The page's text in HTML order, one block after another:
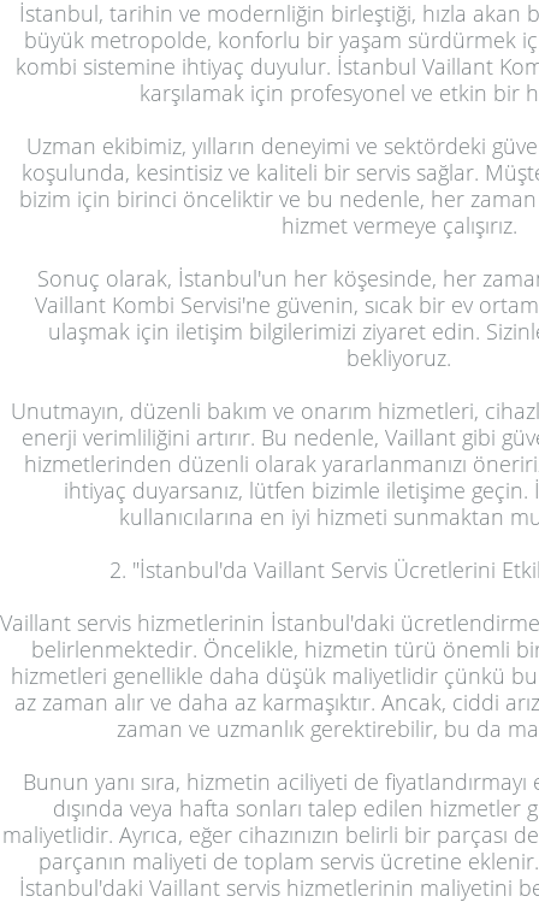
İstanbul, tarihin ve modernliğin birleştiği, hızla akan
büyük metropolde, konforlu bir yaşam sürdürmek
kombi sistemine ihtiyaç duyulur. İstanbul Vaillant
karşılamak için profesyonel ve etkin bir
Uzman ekibimiz, yılların deneyimi ve sektördeki
koşulunda, kesintisiz ve kaliteli bir servis sağlar.
bizim için birinci önceliktir ve bu nedenle, her
hizmet vermeye çalışırız.
Sonuç olarak, İstanbul'un her köşesinde, her
Vaillant Kombi Servisi'ne güvenin, sıcak bir ev
ulaşmak için iletişim bilgilerimizi ziyaret edin.
bekliyoruz.
Unutmayın, düzenli bakım ve onarım hizmetleri,
enerji verimliliğini artırır. Bu nedenle, Vaillant gibi
hizmetlerinden düzenli olarak yararlanmanızı
ihtiyaç duyarsanız, lütfen bizimle iletişime
kullanıcılarına en iyi hizmeti sunmaktan
2. "İstanbul'da Vaillant Servis Ücretlerini
Vaillant servis hizmetlerinin İstanbul'daki
belirlenmektedir. Öncelikle, hizmetin türü önemli
hizmetleri genellikle daha düşük maliyetlidir çünkü
az zaman alır ve daha az karmaşıktır. Ancak, ciddi
zaman ve uzmanlık gerektirebilir, bu da
Bunun yanı sıra, hizmetin aciliyeti de
dışında veya hafta sonları talep edilen hizmetler
maliyetlidir. Ayrıca, eğer cihazınızın belirli bir parçası
parçanın maliyeti de toplam servis ücretine
İstanbul'daki Vaillant servis hizmetlerinin maliyetini